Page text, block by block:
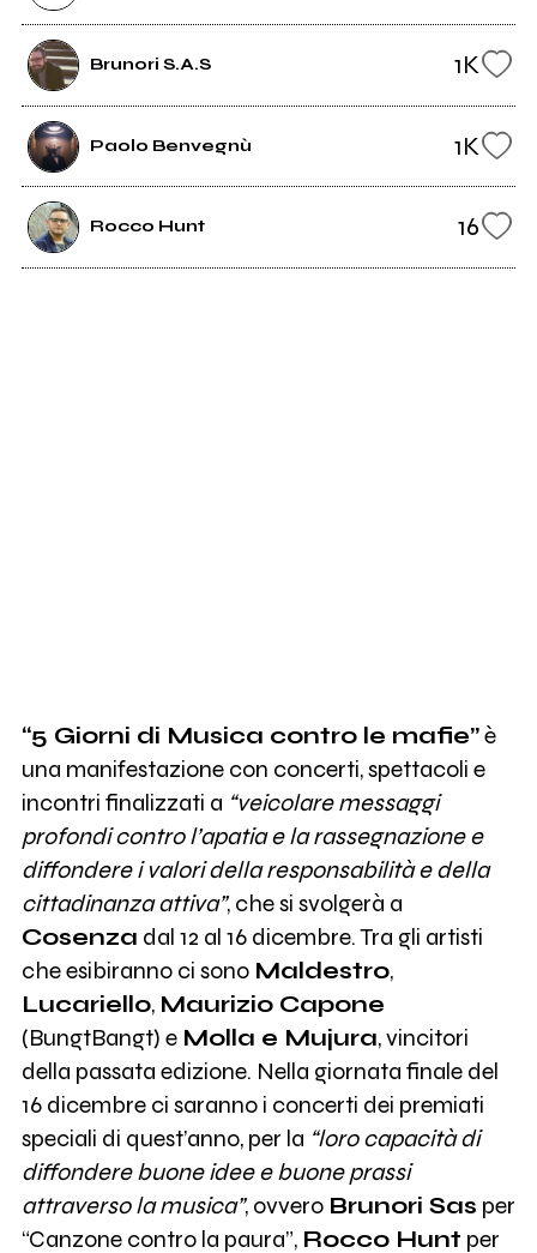
Brunori S.A.S 1K
Paolo Benvegnù 1K
Rocco Hunt 16
“5 Giorni di Musica contro le mafie”è
una manifestazione con concerti, spettacoli e
incontri finalizzati a “veicolare messaggi
profondi contro l’apatia e la rassegnazione e
diffondere i valori della responsabilità e della
cittadinanza attiva”, che si svolgerà a
Cosenza dal 12 al 16 dicembre. Tra gli artisti
che esibiranno ci sono Maldestro,
Lucariello, Maurizio Capone
(BungtBangt) e Molla e Mujura, vincitori
della passata edizione. Nella giornata finale del
16 dicembre ci saranno i concerti dei premiati
speciali di quest’anno, per la “loro capacità di
diffondere buone idee e buone prassi
attraverso la musica”, ovvero Brunori Sas per
“Canzone contro la paura”, Rocco Hunt per